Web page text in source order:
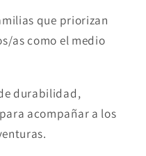
que priorizan
as como el medio
durabilidad,
acompañar a los